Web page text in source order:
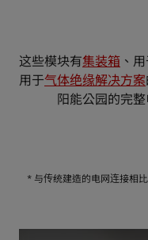
这些模块有集装箱 、
用于气体绝缘解决方案
阳能公园的完
* 与传统建造的电网连接相